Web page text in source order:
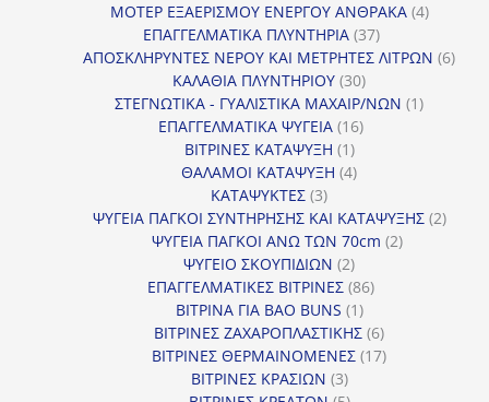
προϊόντα
ΜΟΤΕΡ ΕΞΑΕΡΙΣΜΟΥ ΕΝΕΡΓΟΥ ΑΝΘΡΑΚΑ 44
ΕΠΑΓΓΕΛΜΑΤΙΚΑ ΠΛΥΝΤΗΡΙΑ 3737
προϊόντα
ΑΠΟΣΚΛΗΡΥΝΤΕΣ ΝΕΡΟΥ ΚΑΙ ΜΕΤΡΗΤΕΣ ΛΙΤΡΩΝ 66
ΚΑΛΑΘΙΑ ΠΛΥΝΤΗΡΙΟΥ 3030
προϊόντα
ΣΤΕΓΝΩΤΙΚΑ - ΓΥΑΛΙΣΤΙΚΑ ΜΑΧΑΙΡ/ΝΩΝ 11
ΕΠΑΓΓΕΛΜΑΤΙΚΑ ΨΥΓΕΙΑ 1616
ΒΙΤΡΙΝΕΣ ΚΑΤΑΨΥΞΗ 11
προϊόν
ΘΑΛΑΜΟΙ ΚΑΤΑΨΥΞΗ 44
ΚΑΤΑΨΥΚΤΕΣ 33
προϊόντα
ΨΥΓΕΙΑ ΠΑΓΚΟΙ ΣΥΝΤΗΡΗΣΗΣ ΚΑΙ ΚΑΤΑΨΥΞΗΣ 22
ΨΥΓΕΙΑ ΠΑΓΚΟΙ ΑΝΩ ΤΩΝ 70cm 22
ΨΥΓΕΙΟ ΣΚΟΥΠΙΔΙΩΝ 22
προϊόντα
ΕΠΑΓΓΕΛΜΑΤΙΚΕΣ ΒΙΤΡΙΝΕΣ 8686
ΒΙΤΡΙΝΑ ΓΙΑ BAO BUNS 11
προϊόν
ΒΙΤΡΙΝΕΣ ΖΑΧΑΡΟΠΛΑΣΤΙΚΗΣ 66
προϊόντα
ΒΙΤΡΙΝΕΣ ΘΕΡΜΑΙΝΟΜΕΝΕΣ 1717
ΒΙΤΡΙΝΕΣ ΚΡΑΣΙΩΝ 33